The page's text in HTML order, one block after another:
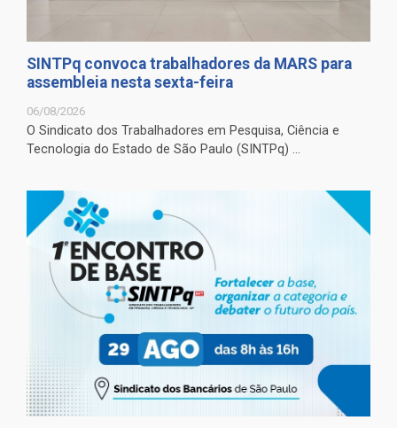
SINTPq convoca trabalhadores da MARS para
assembleia nesta sexta-feira
06/08/2026
O Sindicato dos Trabalhadores em Pesquisa, Ciência e
Tecnologia do Estado de São Paulo (SINTPq) ...